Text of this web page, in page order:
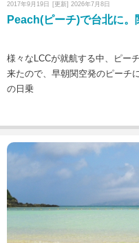
2017年9月19日 [更新] 2026年7月8日
Peach(ピーチ)で台北に
様々なLCCが就航する中、ピー
来たので、早朝関空発のピーチ
の日乗